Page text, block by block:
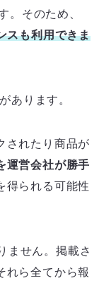
。そのため、
スも利用できま
あります。
されたり商品が
運営会社が勝手
得られる可能性
ません。掲載さ
れら全てから報